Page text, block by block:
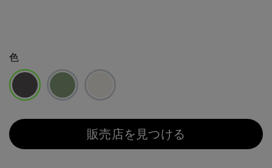
色
販売店を見つける